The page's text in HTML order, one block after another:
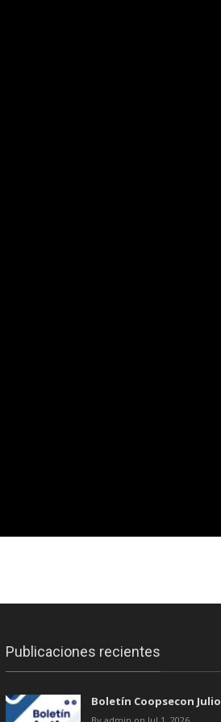
Publicaciones recientes
Boletín Coopsecon Julio